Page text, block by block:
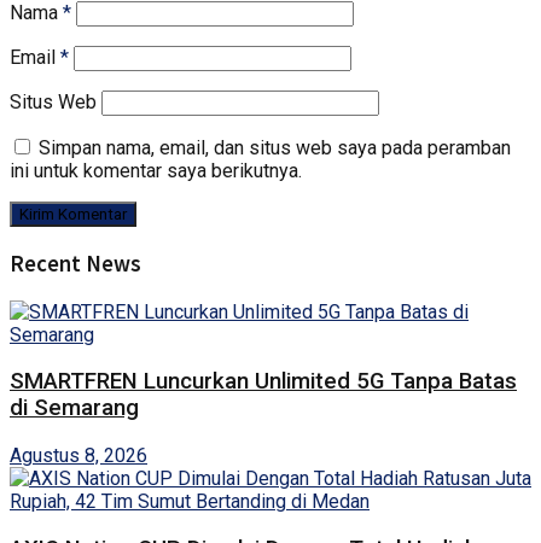
Nama *
Email *
Situs Web
Simpan nama, email, dan situs web saya pada peramban
ini untuk komentar saya berikutnya.
Recent News
SMARTFREN Luncurkan Unlimited 5G Tanpa Batas
di Semarang
Agustus 8, 2026